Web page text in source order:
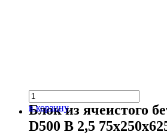
в корзину
Блок из ячеистого
D500 В 2,5